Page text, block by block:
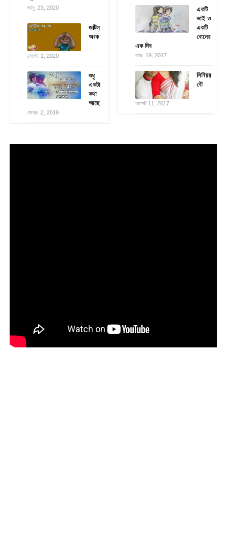
জানু. 23, 2020
জটিল
অংক
সেপ্টে. 1, 2020
শুধু
একটা
কথা
আছে
ফেব্রু. 2, 2019
একটি
ভাই ও
একটি
বোনের
এক দিন
নভে. 19, 2017
সিনিয়র
বৌ
আগস্ট 11, 2017